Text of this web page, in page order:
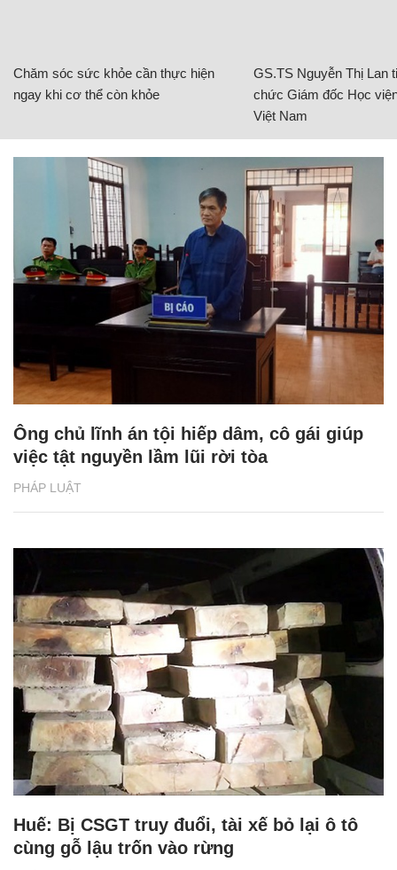
Chăm sóc sức khỏe cần thực hiện
ngay khi cơ thể còn khỏe
GS.TS Nguyễn Thị Lan
chức Giám đốc Học
Việt Nam
PHÁP LUẬT
Ông chủ lĩnh án tội hiếp dâm, cô gái giúp
việc tật nguyền lầm lũi rời tòa
Huế: Bị CSGT truy đuổi, tài xế bỏ lại ô tô
cùng gỗ lậu trốn vào rừng